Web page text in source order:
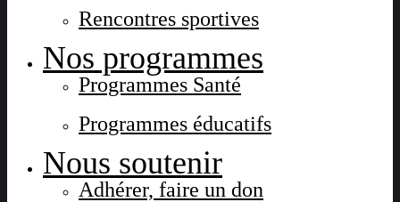
Rencontres sportives
Nos programmes
Programmes Santé
Programmes éducatifs
Nous soutenir
Adhérer, faire un don